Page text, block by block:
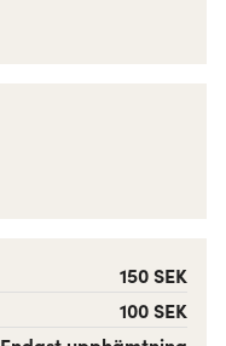
150 SEK
100 SEK